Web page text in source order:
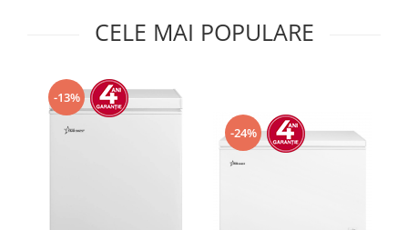
Cuptor cu microunde
Mașină de făcut gheață
Robot de bucătărie
Sandwich maker
Fier de călcat
CELE MAI POPULARE
-13%
-24%